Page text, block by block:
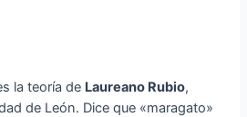
la teoría de Laureano Rubio,
de León. Dice que «maragato»